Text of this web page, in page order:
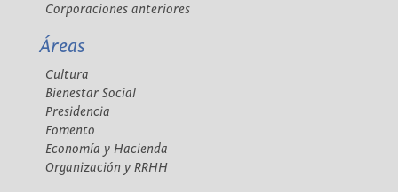
Corporaciones anteriores
Áreas
Cultura
Bienestar Social
Presidencia
Fomento
Economía y Hacienda
Organización y RRHH